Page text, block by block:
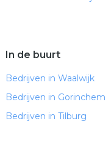
In de buurt
Bedrijven in Waalwijk
Bedrijven in Gorinchem
Bedrijven in Tilburg